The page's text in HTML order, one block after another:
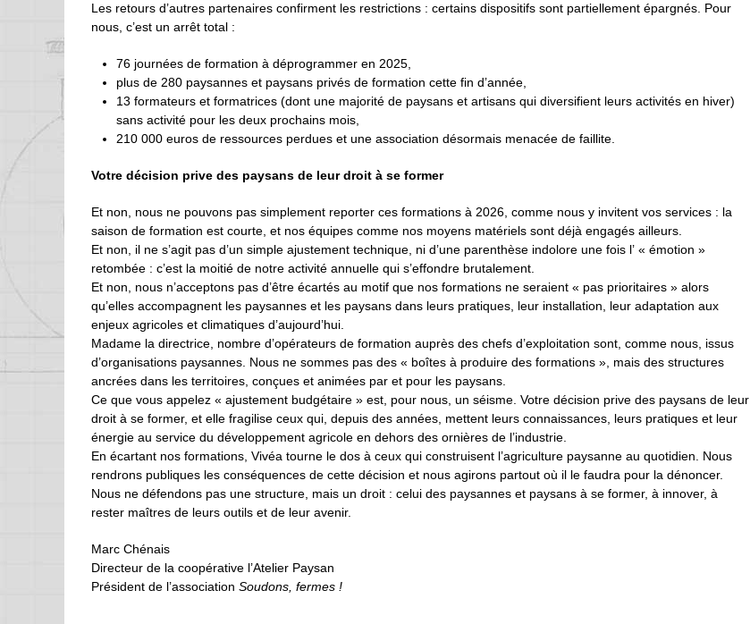
Les retours d’autres partenaires confirment les restrictions : certains dispositifs sont partiellement épargnés. Pour
nous, c’est un arrêt total :
76 journées de formation à déprogrammer en 2025,
plus de 280 paysannes et paysans privés de formation cette fin d’année,
13 formateurs et formatrices (dont une majorité de paysans et artisans qui diversifient leurs activités en hiver)
sans activité pour les deux prochains mois,
210 000 euros de ressources perdues et une association désormais menacée de faillite.
Votre décision prive des paysans de leur droit à se former
Et non, nous ne pouvons pas simplement reporter ces formations à 2026, comme nous y invitent vos services : la
saison de formation est courte, et nos équipes comme nos moyens matériels sont déjà engagés ailleurs.
Et non, il ne s’agit pas d’un simple ajustement technique, ni d’une parenthèse indolore une fois l’ « émotion »
retombée : c’est la moitié de notre activité annuelle qui s’effondre brutalement.
Et non, nous n’acceptons pas d’être écartés au motif que nos formations ne seraient « pas prioritaires » alors
qu’elles accompagnent les paysannes et les paysans dans leurs pratiques, leur installation, leur adaptation aux
enjeux agricoles et climatiques d’aujourd’hui.
Madame la directrice, nombre d’opérateurs de formation auprès des chefs d’exploitation sont, comme nous, issus
d’organisations paysannes. Nous ne sommes pas des « boîtes à produire des formations », mais des structures
ancrées dans les territoires, conçues et animées par et pour les paysans.
Ce que vous appelez « ajustement budgétaire » est, pour nous, un séisme. Votre décision prive des paysans de leur
droit à se former, et elle fragilise ceux qui, depuis des années, mettent leurs connaissances, leurs pratiques et leur
énergie au service du développement agricole en dehors des ornières de l’industrie.
En écartant nos formations, Vivéa tourne le dos à ceux qui construisent l’agriculture paysanne au quotidien. Nous
rendrons publiques les conséquences de cette décision et nous agirons partout où il le faudra pour la dénoncer.
Nous ne défendons pas une structure, mais un droit : celui des paysannes et paysans à se former, à innover, à
rester maîtres de leurs outils et de leur avenir.
Marc Chénais
Directeur de la coopérative l’Atelier Paysan
Président de l’association Soudons, fermes !